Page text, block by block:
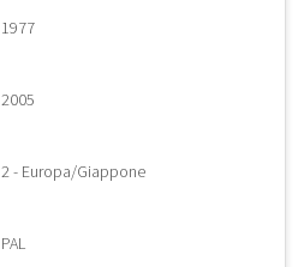
1977
2005
2 - Europa/Giappone
PAL